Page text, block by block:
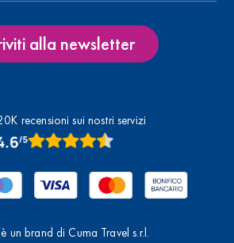
alla newsletter
recensioni sui nostri servizi
un brand di Cuma Travel s.r.l.